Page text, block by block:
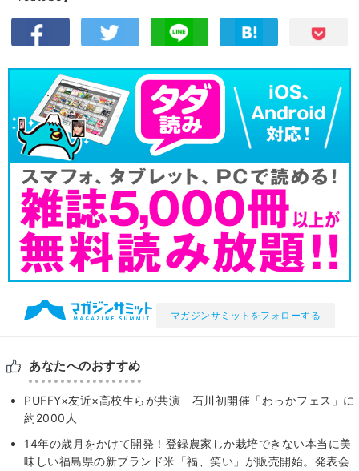
マガジンサミットをフォローする
あなたへのおすすめ
PUFFY×友近×高校生らが共演 石川初開催「わっかフェス」に
約2000人
14年の歳月をかけて開発！登録農家しか栽培できない本当に美
味しい福島県の新ブランド米「福、笑い」が販売開始。発表会